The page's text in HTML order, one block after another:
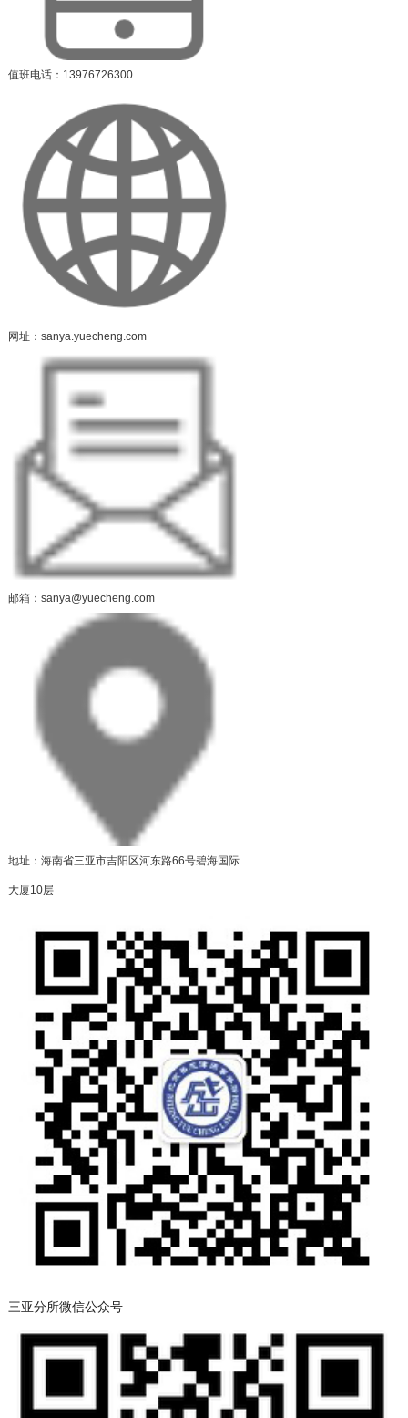
值班电话：13976726300
网址：sanya.yuecheng.com
邮箱：sanya@yuecheng.com
地址：海南省三亚市吉阳区河东路66号碧海国际
大厦10层
三亚分所微信公众号